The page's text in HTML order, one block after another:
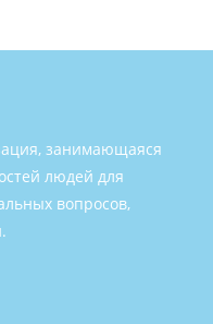
занимающаяся
людей для
вопросов,